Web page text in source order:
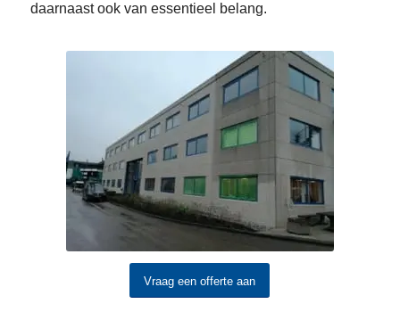
daarnaast ook van essentieel belang.
Vraag een offerte aan